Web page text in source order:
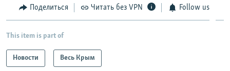
Поделиться Читать без VPN Follow us
This item is part of
Новости Весь Крым